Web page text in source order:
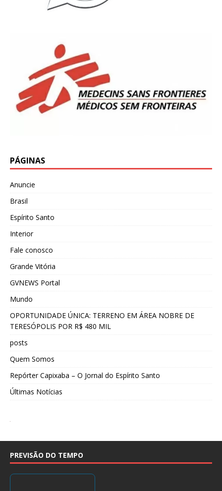
PÁGINAS
Anuncie
Brasil
Espírito Santo
Interior
Fale conosco
Grande Vitória
GVNEWS Portal
Mundo
OPORTUNIDADE ÚNICA: TERRENO EM ÁREA NOBRE DE
TERESÓPOLIS POR R$ 480 MIL
posts
Quem Somos
Repórter Capixaba – O Jornal do Espírito Santo
Últimas Notícias
PREVISÃO DO TEMPO